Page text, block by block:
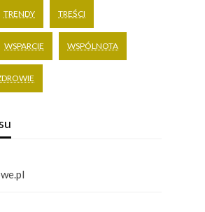
TRENDY TREŚCI
WSPARCIE WSPÓLNOTA